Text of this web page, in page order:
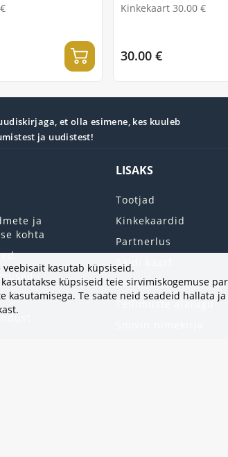
Kinkekaart 30.00 €
30.00 €
et olla esimene, kes kuuleb
ja uudistest!
ja
kohta
LISAKS
Tootjad
Kinkekaardid
Partnerlus
Saidi kaart
Minu konto
Tellimuste ajalugu
veebisait kasutab küpsiseid.
küpsiseid teie sirvimiskogemuse
kasutamisega. Te saate neid seadeid hallata
.